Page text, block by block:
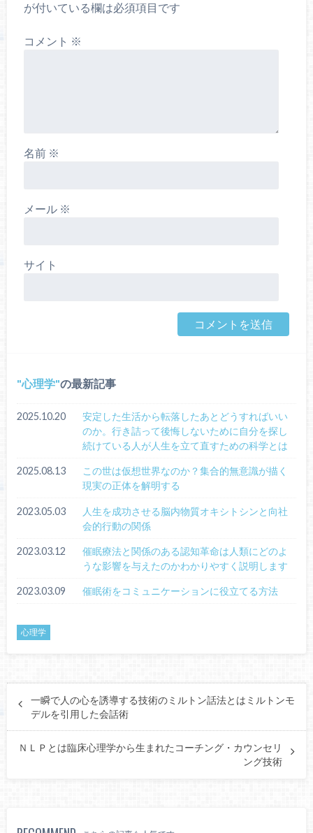
が付いている欄は必須項目です
コメント ※
名前 ※
メール ※
サイト
心理学 の最新記事
2025.10.20
安定した生活から転落したあとどうすればいい
のか。行き詰って後悔しないために自分を探し
続けている人が人生を立て直すための科学とは
2025.08.13
この世は仮想世界なのか？集合的無意識が描く
現実の正体を解明する
2023.05.03
人生を成功させる脳内物質オキシトシンと向社
会的行動の関係
2023.03.12
催眠療法と関係のある認知革命は人類にどのよ
うな影響を与えたのかわかりやすく説明します
2023.03.09 催眠術をコミュニケーションに役立てる方法
心理学
一瞬で人の心を誘導する技術のミルトン話法とはミルトンモ
デルを引用した会話術
ＮＬＰとは臨床心理学から生まれたコーチング・カウンセリ
ング技術